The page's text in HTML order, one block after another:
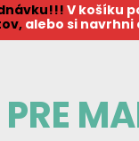
V košíku p
alebo si